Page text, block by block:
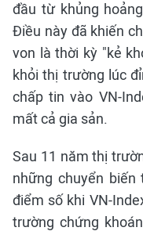
đầu từ khủng
Điều này đã khiến
von là thời kỳ "kẻ
khỏi thị trường lúc
chấp tin vào VN-
mất cả gia sản.
Sau 11 năm thị
những chuyển
điểm số khi VN-
trường chứng